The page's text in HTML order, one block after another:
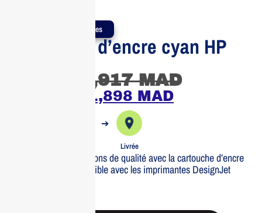
Produits Authentiques
Cartouche d’encre cyan HP
1,917MAD
1,898 MAD
➔
Livrée
Obtenez des impressions de qualité avec la cartouche d’encre
cyan HP 728. Compatible avec les imprimantes DesignJet